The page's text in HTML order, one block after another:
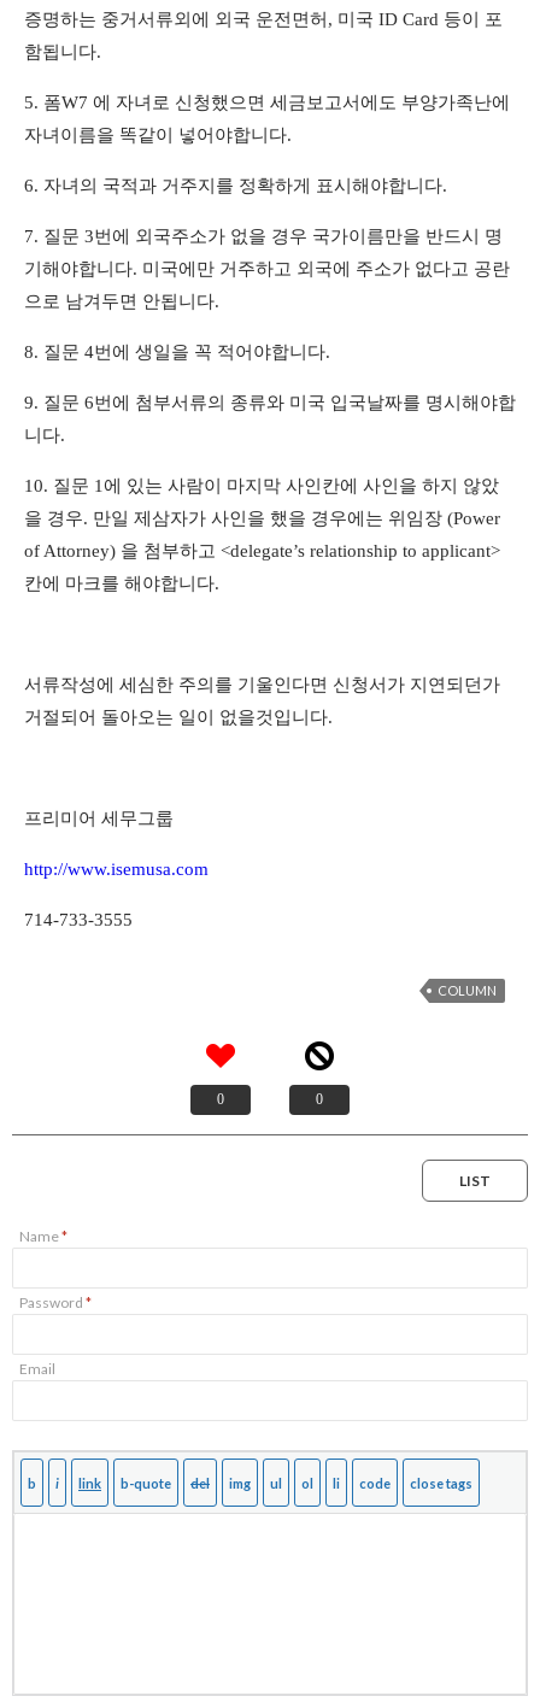
증명하는 중거서류외에 외국 운전면허 , 미국 ID Card 등이 포
함됩니다.
5. 폼W7 에 자녀로 신청했으면 세금보고서에도 부양가족난에
자녀이름을 똑같이 넣어야합니다.
6. 자녀의 국적과 거주지를 정확하게 표시해야합니다.
7. 질문 3번에 외국주소가 없을 경우 국가이름만을 반드시 명
기해야합니다. 미국에만 거주하고 외국에 주소가 없다고 공란
으로 남겨두면 안됩니다.
8. 질문 4번에 생일을 꼭 적어야합니다.
9. 질문 6번에 첨부서류의 종류와 미국 입국날짜를 명시해야합
니다.
10. 질문 1에 있는 사람이 마지막 사인칸에 사인을 하지 않았
을 경우. 만일 제삼자가 사인을 했을 경우에는 위임장 (Power
of Attorney) 을 첨부하고 <delegate’s relationship to applicant>
칸에 마크를 해야합니다.
서류작성에 세심한 주의를 기울인다면 신청서가 지연되던가
거절되어 돌아오는 일이 없을것입니다.
프리미어 세무그룹
http://www.isemusa.com
714-733-3555
COLUMN
0 0
LIST
Name*
Password *
Email